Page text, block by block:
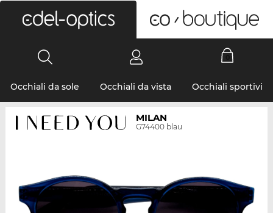
Occhiali da sole Occhiali da vista Occhiali sportivi
MILAN
G74400 blau